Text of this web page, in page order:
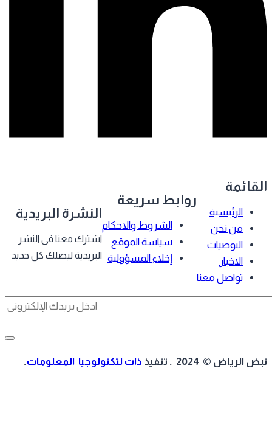
الرئيسية
من نحن
التوصيات
الاخبار
تواصل معنا
روابط سريعة
الشروط والاحكام
سياسة الموقع
إخلاء المسؤولية
النشرة البريدية
اشترك معنا فى النشر
البريدية ليصلك كل جديد
الرياض © 2024 . تنفيذ ذات لتكنولوجيا المعلومات.